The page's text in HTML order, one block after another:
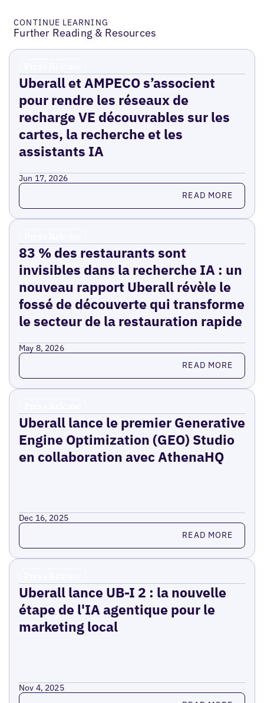
CONTINUE LEARNING
Further Reading & Resources
Uberall et AMPECO s’associent
pour rendre les réseaux de
recharge VE découvrables sur les
cartes, la recherche et les
assistants IA
Jun 17, 2026
Read more READ MORE
83 % des restaurants sont
invisibles dans la recherche IA : un
nouveau rapport Uberall révèle le
fossé de découverte qui transforme
le secteur de la restauration rapide
May 8, 2026
Read more READ MORE
Uberall lance le premier Generative
Engine Optimization (GEO) Studio
en collaboration avec AthenaHQ
Dec 16, 2025
Read more READ MORE
Uberall lance UB-I 2 : la nouvelle
étape de l'IA agentique pour le
marketing local
Nov 4, 2025
Read more